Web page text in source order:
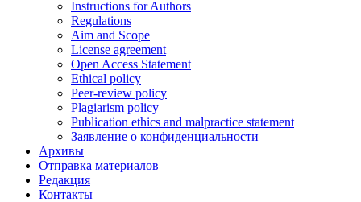
Instructions for Authors
Regulations
Aim and Scope
License agreement
Open Access Statement
Ethical policy
Peer-review policy
Plagiarism policy
Publication ethics and malpractice statement
Заявление о конфиденциальности
Архивы
Отправка материалов
Редакция
Контакты